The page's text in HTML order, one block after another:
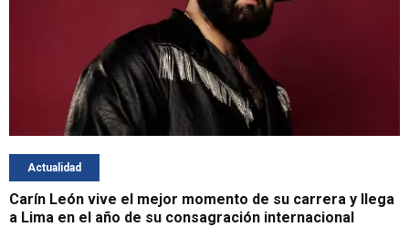
Actualidad
Carín León vive el mejor momento de su carrera y llega
a Lima en el año de su consagración internacional